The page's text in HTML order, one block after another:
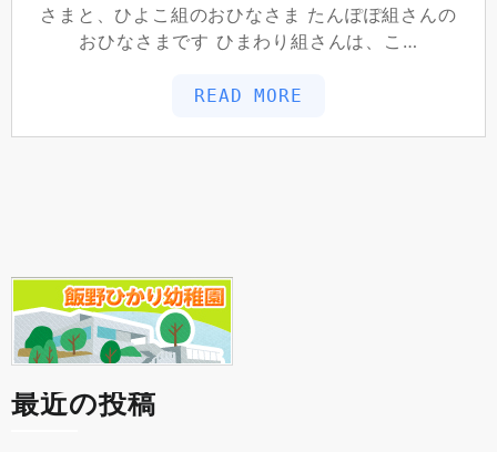
さまと、ひよこ組のおひなさま たんぽぽ組さんの
おひなさまです ひまわり組さんは、こ…
READ MORE
最近の投稿